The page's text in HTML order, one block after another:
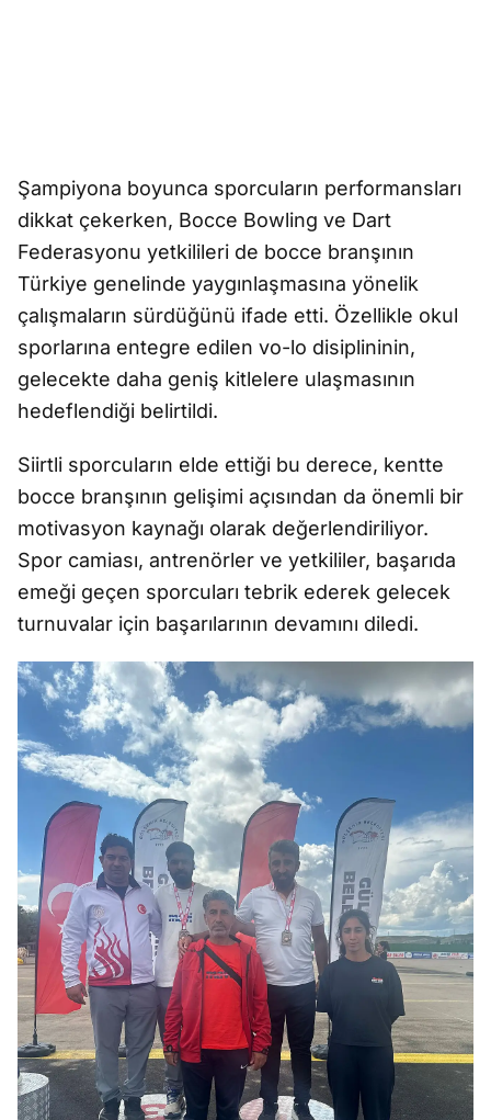
Şampiyona boyunca sporcuların performansları
dikkat çekerken, Bocce Bowling ve Dart
Federasyonu yetkilileri de bocce branşının
Türkiye genelinde yaygınlaşmasına yönelik
çalışmaların sürdüğünü ifade etti. Özellikle okul
sporlarına entegre edilen vo-lo disiplininin,
gelecekte daha geniş kitlelere ulaşmasının
hedeflendiği belirtildi.
Siirtli sporcuların elde ettiği bu derece, kentte
bocce branşının gelişimi açısından da önemli bir
motivasyon kaynağı olarak değerlendiriliyor.
Spor camiası, antrenörler ve yetkililer, başarıda
emeği geçen sporcuları tebrik ederek gelecek
turnuvalar için başarılarının devamını diledi.